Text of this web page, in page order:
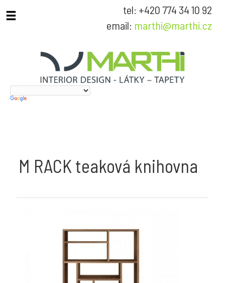
tel: +420 774 34 10 92
email: marthi@marthi.cz
M RACK teaková knihovna